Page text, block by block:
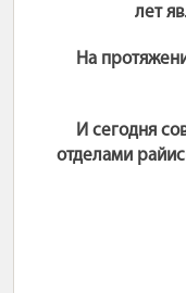
лет
На
И сегодня
отделами